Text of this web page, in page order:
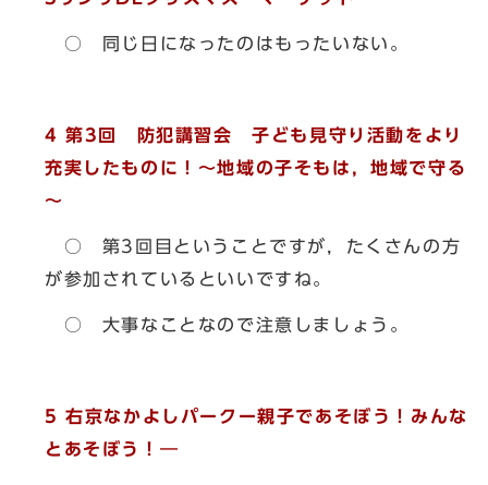
○ 同じ日になったのはもったいない。
4第3回 防犯講習会 子ども見守り活動をより
充実したものに！ ～地域の子そもは，地域で守る
～
○ 第3回目ということですが，たくさんの方
が参加されているといいですね。
○ 大事なことなので注意しましょう。
5 右京なかよしパークー親子であそぼう！みんな
とあそぼう！―